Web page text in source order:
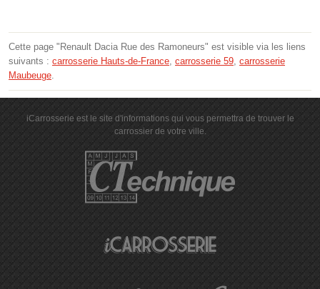
Cette page "Renault Dacia Rue des Ramoneurs" est visible via les liens
suivants : carrosserie Hauts-de-France, carrosserie 59, carrosserie
Maubeuge.
iCarrosserie est le site d'informations qui vous permettra de trouver le
carrossier de votre ville.